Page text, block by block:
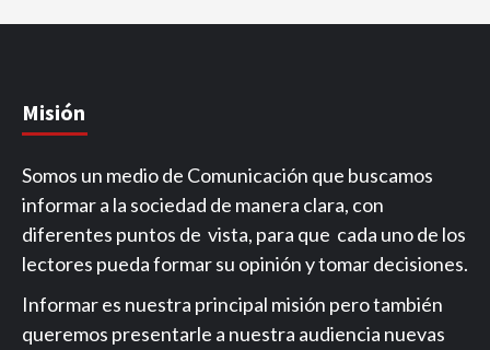
Misión
Somos un medio de Comunicación que buscamos
informar a la sociedad de manera clara, con
diferentes puntos de vista, para que cada uno de los
lectores pueda formar su opinión y tomar decisiones.
Informar es nuestra principal misión pero también
queremos presentarle a nuestra audiencia nuevas